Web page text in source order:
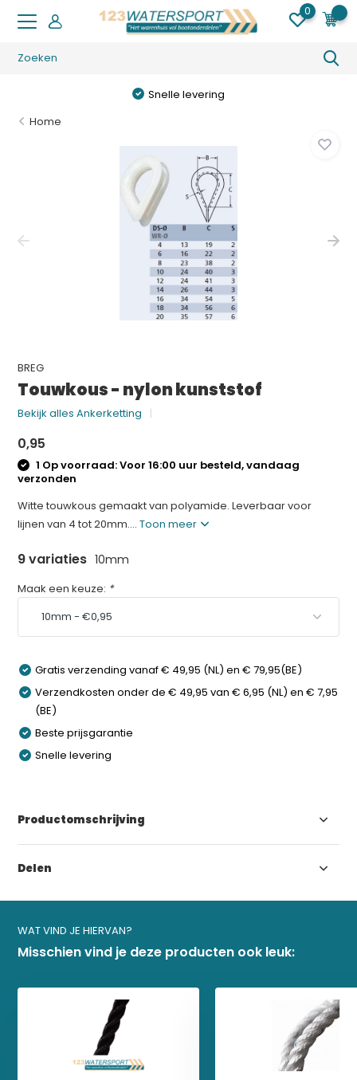
0
Snelle levering
Home
BREG
Touwkous - nylon kunststof
Bekijk alles Ankerketting
0,95
1 Op voorraad: Voor 16:00 uur besteld, vandaag
verzonden
Witte touwkous gemaakt van polyamide. Leverbaar voor
lijnen van 4 tot 20mm....Toon meer
9 variaties 10mm
Maak een keuze: *
Gratis verzending vanaf € 49,95 (NL) en € 79,95(BE)
Verzendkosten onder de € 49,95 van € 6,95 (NL) en € 7,95
(BE)
Beste prijsgarantie
Snelle levering
Productomschrijving
Delen
WAT VIND JE HIERVAN?
Misschien vind je deze producten ook leuk: